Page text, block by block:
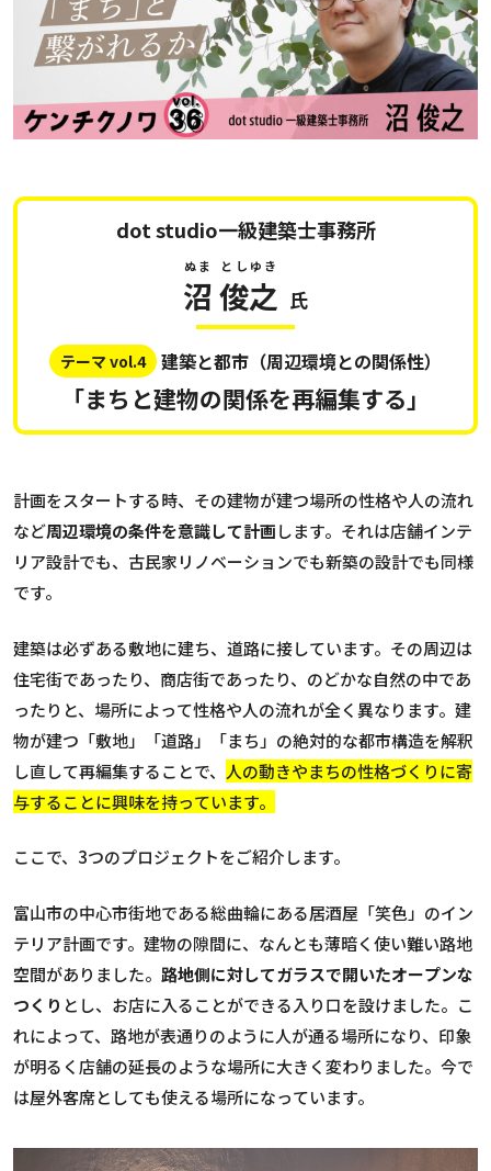
dot studio一級建築士事務所
沼
ぬま
俊之
としゆき
氏
テーマ vol.4 建築と都市（周辺環境との関係性）
「まちと建物の関係を再編集する」
計画をスタートする時、その建物が建つ場所の性格や人の流れ
など周辺環境の条件を意識して計画します。それは店舗インテ
リア設計でも、古民家リノベーションでも新築の設計でも同様
です。
建築は必ずある敷地に建ち、道路に接しています。その周辺は
住宅街であったり、商店街であったり、のどかな自然の中であ
ったりと、場所によって性格や人の流れが全く異なります。建
物が建つ「敷地」「道路」「まち」の絶対的な都市構造を解釈
し直して再編集することで、 人の動きやまちの性格づくりに寄
与することに興味を持っています。
ここで、3つのプロジェクトをご紹介します。
富山市の中心市街地である総曲輪にある居酒屋「笑色」のイン
テリア計画です。建物の隙間に、なんとも薄暗く使い難い路地
空間がありました。 路地側に対してガラスで開いたオープンな
つくり とし、お店に入ることができる入り口を設けました。こ
れによって、路地が表通りのように人が通る場所になり、印象
が明るく店舗の延長のような場所に大きく変わりました。今で
は屋外客席としても使える場所になっています。